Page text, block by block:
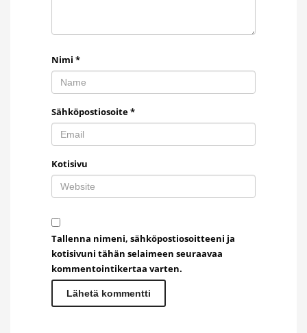
Nimi *
Sähköpostiosoite*
Kotisivu
Tallenna nimeni, sähköpostiosoitteeni ja
kotisivuni tähän selaimeen seuraavaa
kommentointikertaa varten.